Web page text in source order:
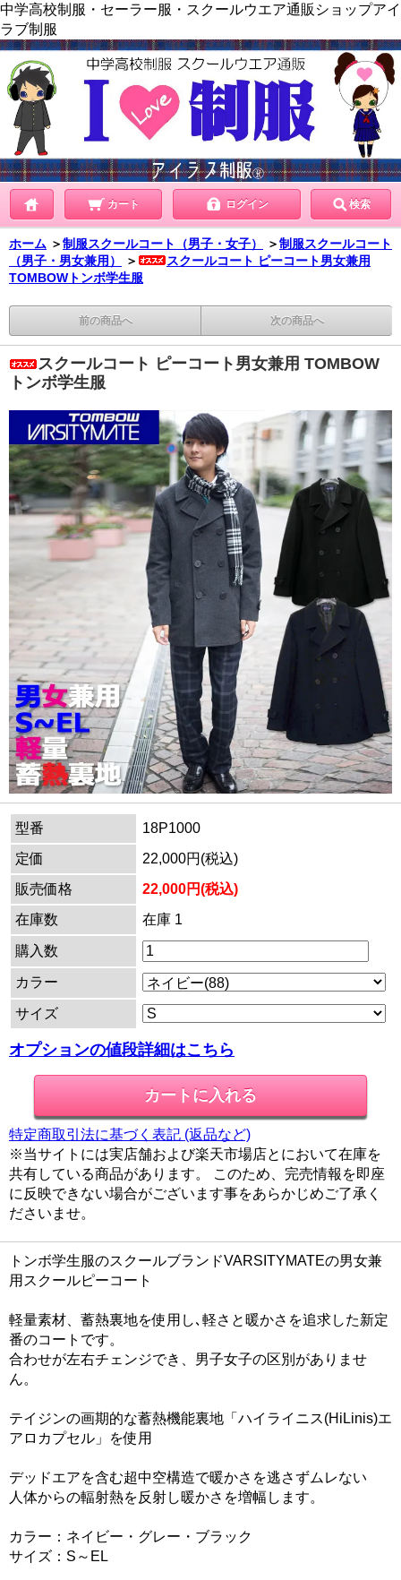
中学高校制服・セーラー服・スクールウエア通販ショップアイ
ラブ制服
カート ログイン 検索
ホーム ＞制服スクールコート（男子・女子） ＞制服スクールコート
（男子・男女兼用）
＞
スクールコート ピーコート男女兼用
TOMBOWトンボ学生服
前の商品へ 次の商品へ
スクールコート ピーコート男女兼用 TOMBOW
トンボ学生服
型番
18P1000
定価
22,000円(税込)
販売価格
22,000円(税込)
在庫数
在庫 1
購入数
カラー
サイズ
オプションの値段詳細はこちら
特定商取引法に基づく表記 (返品など)
※当サイトには実店舗および楽天市場店とにおいて在庫を
共有している商品があります。 このため、完売情報を即座
に反映できない場合がございます事をあらかじめご了承く
ださいませ。
トンボ学生服のスクールブランドVARSITYMATEの男女兼
用スクールピーコート
軽量素材、蓄熱裏地を使用し､軽さと暖かさを追求した新定
番のコートです。
合わせが左右チェンジでき、男子女子の区別がありませ
ん。
テイジンの画期的な蓄熱機能裏地「ハイライニス(HiLinis)エ
アロカプセル」を使用
デッドエアを含む超中空構造で暖かさを逃さずムレない
人体からの輻射熱を反射し暖かさを増幅します。
カラー：ネイビー・グレー・ブラック
サイズ：S～EL